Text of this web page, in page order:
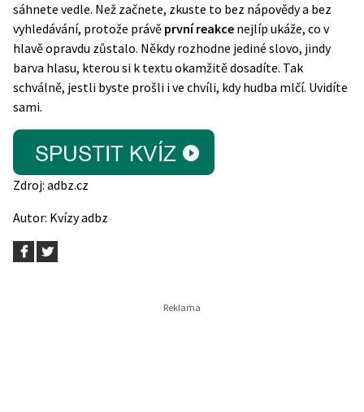
sáhnete vedle. Než začnete, zkuste to bez nápovědy a bez
vyhledávání, protože právě první reakce nejlíp ukáže, co v
hlavě opravdu zůstalo. Někdy rozhodne jediné slovo, jindy
barva hlasu, kterou si k textu okamžitě dosadíte. Tak
schválně, jestli byste prošli i ve chvíli, kdy hudba mlčí. Uvidíte
sami.
Zdroj: adbz.cz
Autor: Kvízy adbz